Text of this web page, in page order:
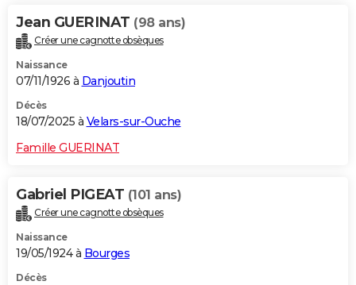
Jean GUERINAT (98 ans)
Créer une cagnotte obsèques
Naissance
07/11/1926 à Danjoutin
Décès
18/07/2025 à Velars-sur-Ouche
Famille GUERINAT
Gabriel PIGEAT (101 ans)
Créer une cagnotte obsèques
Naissance
19/05/1924 à Bourges
Décès